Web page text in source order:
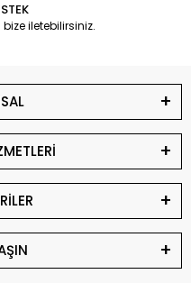
iletebilirsiniz.